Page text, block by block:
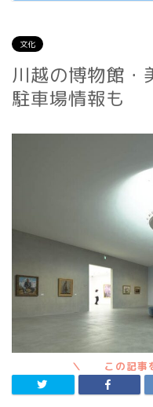
文化
川越の博物館・
駐車場情報も